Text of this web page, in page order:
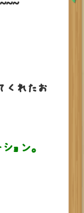
くれたお
ョン。